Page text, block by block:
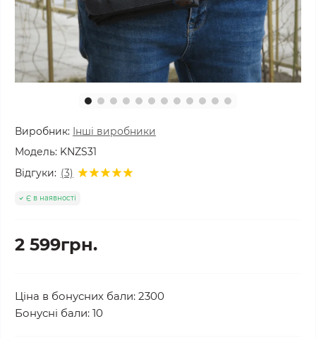
Виробник: Інші виробники
Модель: KNZS31
Відгуки: (3)
Є в наявності
2 599грн.
Ціна в бонусних бали: 2300
Бонусні бали: 10